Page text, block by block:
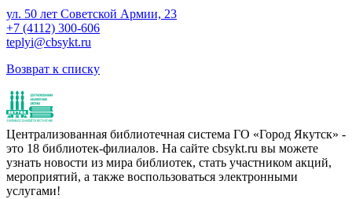
ул. 50 лет Советской Армии, 23
+7 (4112) 300-606
teplyi@cbsykt.ru
Возврат к списку
Централизованная библиотечная система ГО «Город Якутск» -
это 18 библиотек-филиалов. На сайте cbsykt.ru вы можете
узнать новости из мира библиотек, стать участником акций,
мероприятий, а также воспользоваться электронными
услугами!